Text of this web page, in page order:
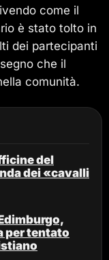
come il
è stato tolto in
dei partecipanti
che il
comunità.
del
dei «cavalli
per tentato